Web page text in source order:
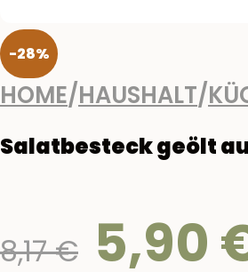
-28%
HOME/HAUSHALT/
Salatbesteck geölt
8,17€ Preis
5,90